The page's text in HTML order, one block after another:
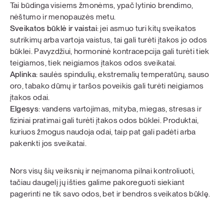
Tai būdinga visiems žmonėms, ypač lytinio brendimo,
nėštumo ir menopauzės metu.
Sveikatos būklė ir vaistai: jei asmuo turi kitų sveikatos
sutrikimų arba vartoja vaistus, tai gali turėti įtakos jo odos
būklei. Pavyzdžiui, hormoninė kontracepcija gali turėti tiek
teigiamos, tiek neigiamos įtakos odos sveikatai.
Aplinka: saulės spindulių, ekstremalių temperatūrų, sauso
oro, tabako dūmų ir taršos poveikis gali turėti neigiamos
įtakos odai.
Elgesys: vandens vartojimas, mityba, miegas, stresas ir
fiziniai pratimai gali turėti įtakos odos būklei. Produktai,
kuriuos žmogus naudoja odai, taip pat gali padėti arba
pakenkti jos sveikatai.
Nors visų šių veiksnių ir neįmanoma pilnai kontroliuoti,
tačiau daugelį jų išties galime pakoreguoti siekiant
pagerinti ne tik savo odos, bet ir bendros sveikatos būklę.